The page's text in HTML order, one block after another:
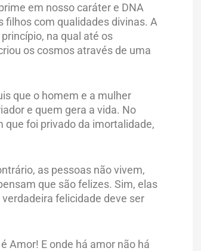
em nosso caráter e DNA
filhos com qualidades divinas. A
na qual até os
os cosmos através de uma
que o homem e a mulher
e quem gera a vida. No
foi privado da imortalidade,
as pessoas não vivem,
que são felizes. Sim, elas
felicidade deve ser
Amor! E onde há amor não há